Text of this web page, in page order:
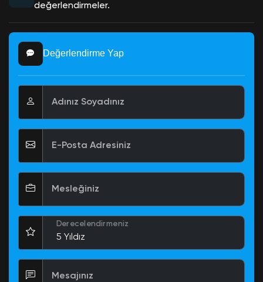
değerlendirmeler.
Değerlendirme Yap
Adınız Soyadınız
E-Posta Adresiniz
Mesleğiniz
Derecelendirmeniz
Mesajınız